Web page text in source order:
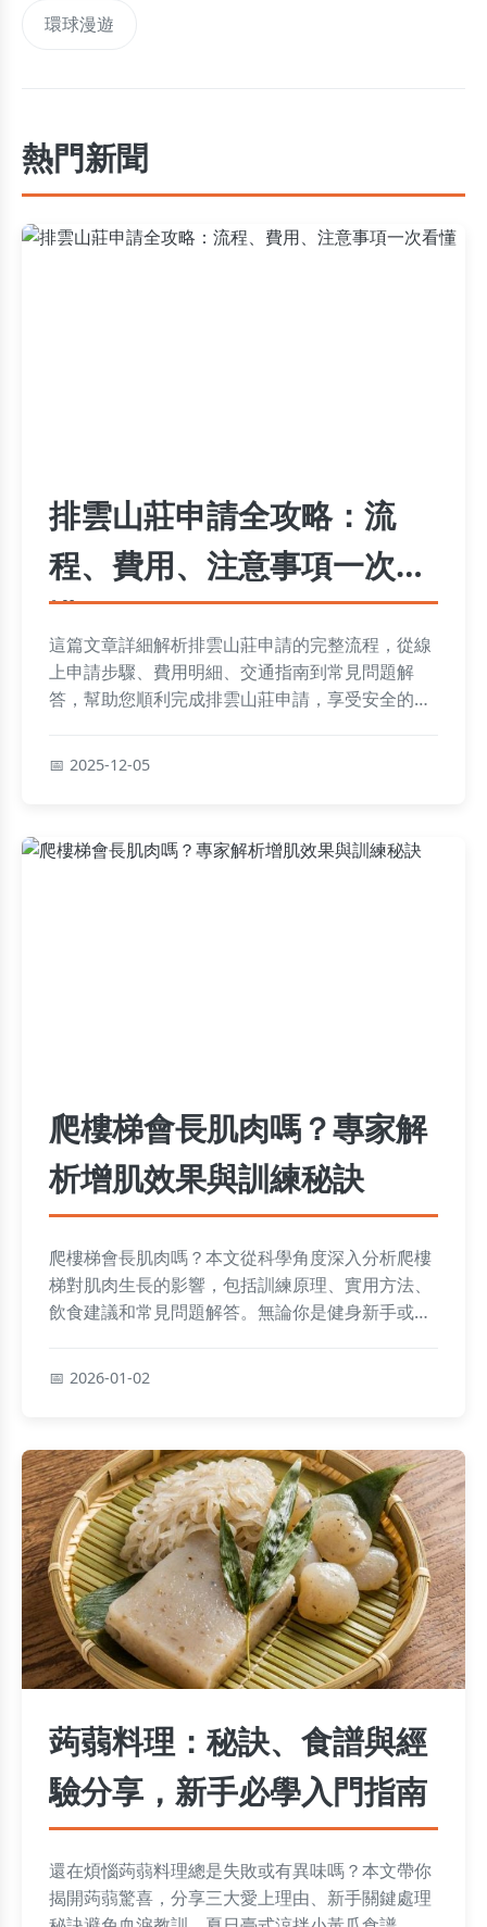
環球漫遊
熱門新聞
排雲山莊申請全攻略：流
程、費用、注意事項一次看
懂
這篇文章詳細解析排雲山莊申請的完整流程，從線
上申請步驟、費用明細、交通指南到常見問題解
答，幫助您順利完成排雲山莊申請，享受安全的玉
2025-12-05
爬樓梯會長肌肉嗎？專家解
析增肌效果與訓練秘訣
爬樓梯會長肌肉嗎？本文從科學角度深入分析爬樓
梯對肌肉生長的影響，包括訓練原理、實用方法、
飲食建議和常見問題解答。無論你是健身新手或老
2026-01-02
蒟蒻料理：秘訣、食譜與經
驗分享，新手必學入門指南
還在煩惱蒟蒻料理總是失敗或有異味嗎？本文帶你
揭開蒟蒻驚喜，分享三大愛上理由、新手關鍵處理